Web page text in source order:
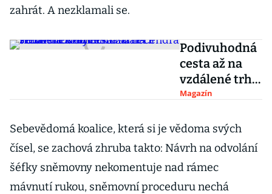
zahrát. A nezklamali se.
Podivuhodná
cesta až na
vzdálené trhy.
Miliardář
místo
Německa
na Brazílii
Magazín
Sebevědomá koalice, která si je vědoma svých
čísel, se zachová zhruba takto: Návrh na odvolání
šéfky sněmovny nekomentuje nad rámec
mávnutí rukou, sněmovní proceduru nechá